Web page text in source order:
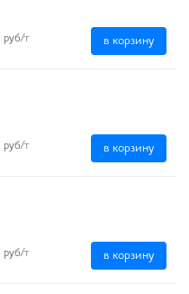
руб/т в корзину
руб/т в корзину
руб/т в корзину